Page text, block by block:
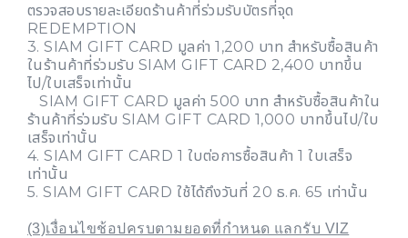
ตรวจสอบรายละเอียดร้านค้าที่ร่วมรับบัตรที่จุด
REDEMPTION
3. SIAM GIFT CARD มูลค่า 1,200 บาท สำหรับซื้อสินค้า
ในร้านค้าที่ร่วมรับ SIAM GIFT CARD 2,400 บาทขึ้น
ไป/ใบเสร็จเท่านั้น
SIAM GIFT CARD มูลค่า 500 บาท สำหรับซื้อสินค้าใน
ร้านค้าที่ร่วมรับ SIAM GIFT CARD 1,000 บาทขึ้นไป/ใบ
เสร็จเท่านั้น
4. SIAM GIFT CARD 1 ใบต่อการซื้อสินค้า 1 ใบเสร็จ
เท่านั้น
5. SIAM GIFT CARD ใช้ได้ถึงวันที่ 20 ธ.ค. 65 เท่านั้น
(3)เงื่อนไขช้อปครบตามยอดที่กำหนด แลกรับ VIZ